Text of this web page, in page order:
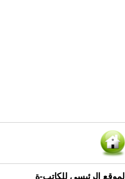
الموقع الرئيسي للكاتب-ة